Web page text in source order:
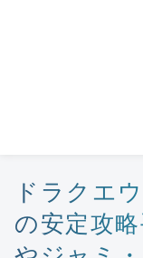
ドラクエ
の安定攻